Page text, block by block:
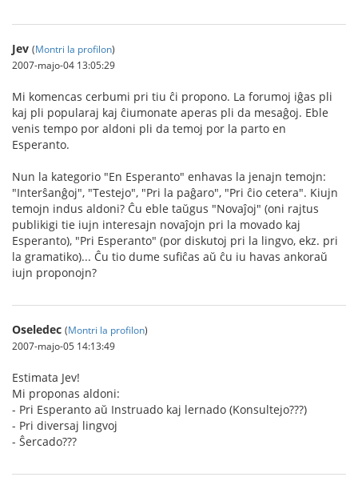
Jev (Montri la profilon)
2007-majo-04 13:05:29
Mi komencas cerbumi pri tiu ĉi propono. La forumoj iĝas pli
kaj pli popularaj kaj ĉiumonate aperas pli da mesaĝoj. Eble
venis tempo por aldoni pli da temoj por la parto en
Esperanto.
Nun la kategorio "En Esperanto" enhavas la jenajn temojn:
"Interŝanĝoj", "Testejo", "Pri la paĝaro", "Pri ĉio cetera". Kiujn
temojn indus aldoni? Ĉu eble taŭgus "Novaĵoj" (oni rajtus
publikigi tie iujn interesajn novaĵojn pri la movado kaj
Esperanto), "Pri Esperanto" (por diskutoj pri la lingvo, ekz. pri
la gramatiko)... Ĉu tio dume sufiĉas aŭ ĉu iu havas ankoraŭ
iujn proponojn?
Oseledec (Montri la profilon)
2007-majo-05 14:13:49
Estimata Jev!
Mi proponas aldoni:
- Pri Esperanto aŭ Instruado kaj lernado (Konsultejo???)
- Pri diversaj lingvoj
- Ŝercado???